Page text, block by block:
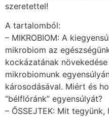
szeretettel!
A tartalomból:
– MIKROBIOM: A
mikrobiom az
kockázatának
mikrobiomunk
károsodásával. Miért és
“bélflóránk” egyensúlyát?
– ŐSSEJTEK: Mit